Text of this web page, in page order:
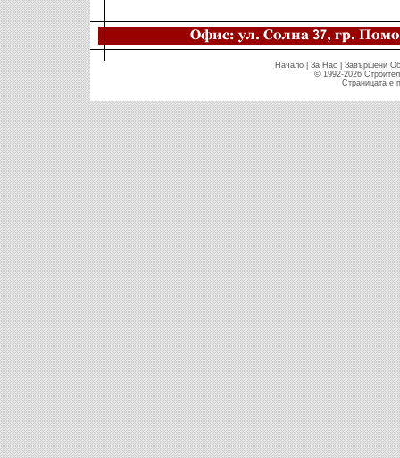
Начало| За Нас
Завършени
© 1992-2026
Страницата е